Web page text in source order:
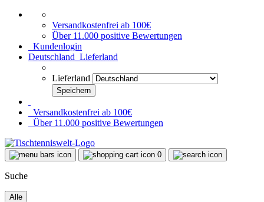
Versandkostenfrei ab 100€
Über 11.000 positive Bewertungen
Kundenlogin
Deutschland Lieferland
Lieferland
Versandkostenfrei ab 100€
Über 11.000 positive Bewertungen
0
Suche
Alle